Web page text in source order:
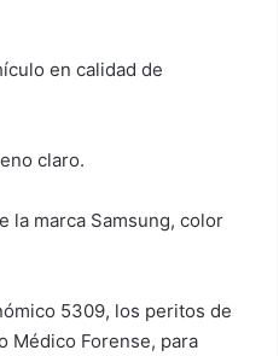
en calidad de
claro.
la marca Samsung, color
5309, los peritos de
Médico Forense, para